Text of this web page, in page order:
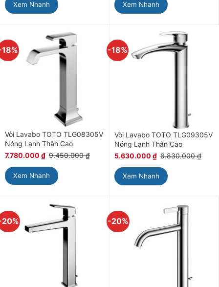
Xem Nhanh Xem Nhanh
Vòi Lavabo TOTO TLG08305V
Nóng Lạnh Thân Cao
7.780.000 ₫ 9.450.000₫
Xem Nhanh
-18%
Vòi Lavabo TOTO TLG09305V
Nóng Lạnh Thân Cao
5.630.000 ₫ 6.830.000₫
Xem Nhanh
-20%